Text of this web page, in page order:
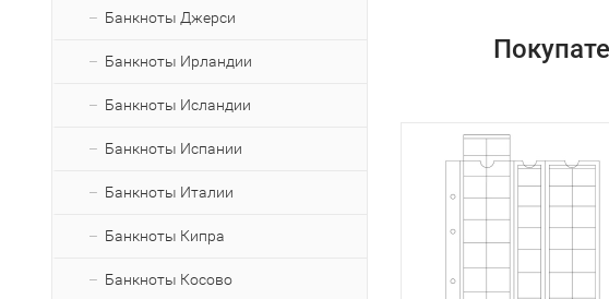
Банкноты Джерси
Банкноты Ирландии
Банкноты Исландии
Банкноты Испании
Банкноты Италии
Банкноты Кипра
Банкноты Косово